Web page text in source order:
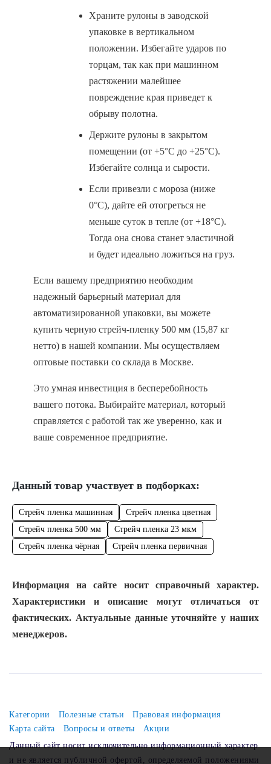
Храните рулоны в заводской
упаковке в вертикальном
положении. Избегайте ударов по
торцам, так как при машинном
растяжении малейшее
повреждение края приведет к
обрыву полотна.
Держите рулоны в закрытом
помещении (от +5°С до +25°С).
Избегайте солнца и сырости.
Если привезли с мороза (ниже
0°С), дайте ей отогреться не
меньше суток в тепле (от +18°С).
Тогда она снова станет эластичной
и будет идеально ложиться на груз.
Если вашему предприятию необходим
надежный барьерный материал для
автоматизированной упаковки, вы можете
купить черную стрейч-пленку 500 мм (15,87 кг
нетто) в нашей компании. Мы осуществляем
оптовые поставки со склада в Москве.
Это умная инвестиция в бесперебойность
вашего потока. Выбирайте материал, который
справляется с работой так же уверенно, как и
ваше современное предприятие.
Данный товар участвует в подборках:
Стрейч пленка машинная
Стрейч пленка цветная
Стрейч пленка 500 мм
Стрейч пленка 23 мкм
Стрейч пленка чёрная
Стрейч пленка первичная
Информация на сайте носит справочный характер.
Характеристики и описание могут отличаться от
фактических. Актуальные данные уточняйте у наших
менеджеров.
Категории Полезные статьи
Правовая информация
Карта сайта
Вопросы и ответы
Акции
Данный сайт носит исключительно информационный характер
и не является публичной офертой, определяемой положениями